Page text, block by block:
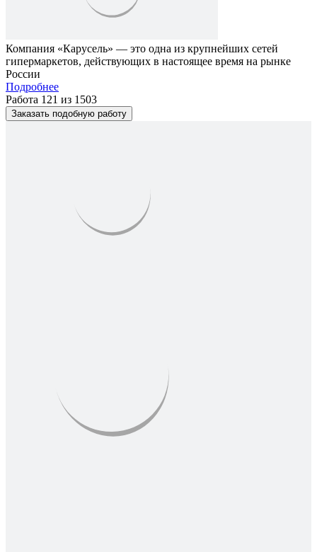
Компания «Карусель» — это одна из крупнейших сетей
гипермаркетов, действующих в настоящее время на рынке
России
Подробнее
Работа 121 из 1503
Заказать подобную работу